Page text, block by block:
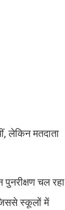
लेकिन मतदाता
चल रहा
स्कूलों में